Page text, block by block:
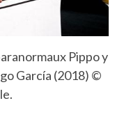
Pippo y
García (2018) ©